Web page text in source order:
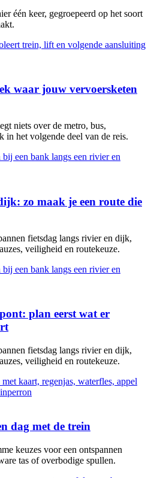
één keer, gegroepeerd op het soort
waar jouw vervoersketen
niets over de metro, bus,
in het volgende deel van de reis.
zo maak je een route die
fietsdag langs rivier en dijk,
veiligheid en routekeuze.
plan eerst wat er
fietsdag langs rivier en dijk,
veiligheid en routekeuze.
dag met de trein
keuzes voor een ontspannen
tas of overbodige spullen.